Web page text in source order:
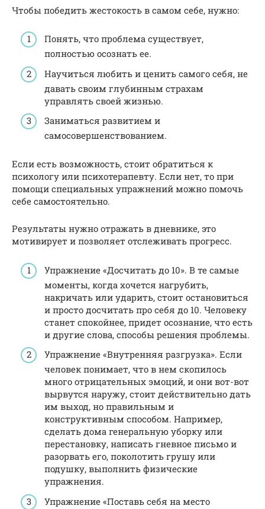
Чтобы победить жестокость в самом себе, нужно:
Понять, что проблема существует,
полностью осознать ее.
Научиться любить и ценить самого себя, не
давать своим глубинным страхам
управлять своей жизнью.
Заниматься развитием и
самосовершенствованием.
Если есть возможность, стоит обратиться к
психологу или психотерапевту. Если нет, то при
помощи специальных упражнений можно помочь
себе самостоятельно.
Результаты нужно отражать в дневнике, это
мотивирует и позволяет отслеживать прогресс.
Упражнение «Досчитать до 10». В те самые
моменты, когда хочется нагрубить,
накричать или ударить, стоит остановиться
и просто досчитать про себя до 10. Человеку
станет спокойнее, придет осознание, что есть
и другие слова, способы решения проблемы.
Упражнение «Внутренняя разгрузка». Если
человек понимает, что в нем скопилось
много отрицательных эмоций, и они вот-вот
вырвутся наружу, стоит действительно дать
им выход, но правильным и
конструктивным способом. Например,
сделать дома генеральную уборку или
перестановку, написать гневное письмо и
разорвать его, поколотить грушу или
подушку, выполнить физические
упражнения.
Упражнение «Поставь себя на место